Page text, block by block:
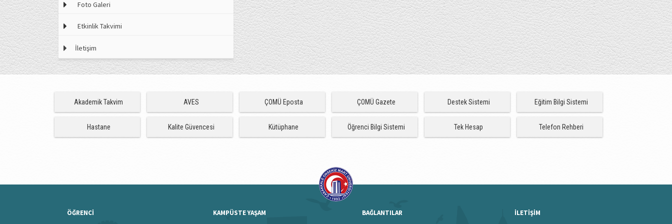
Foto Galeri
Etkinlik Takvimi
İletişim
Akademik Takvim AVES ÇOMÜ Eposta ÇOMÜ Gazete Destek Sistemi Eğitim Bilgi Sistemi
Hastane Kalite Güvencesi Kütüphane Öğrenci Bilgi Sistemi Tek Hesap Telefon Rehberi
ÖĞRENCİ KAMPÜSTE YAŞAM BAĞLANTILAR İLETİŞİM